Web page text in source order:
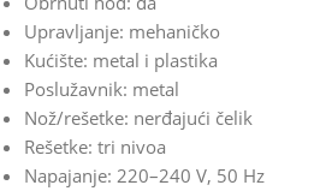
Upravljanje: mehaničko
Kućište: metal i plastika
Poslužavnik: metal
Nož/rešetke: nerđajući čelik
Rešetke: tri nivoa
Napajanje: 220–240 V, 50 Hz